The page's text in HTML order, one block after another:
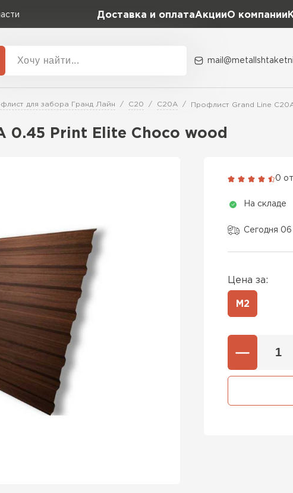
Доставка и оплатаАкцииО компании
Бренд
Гранд Лайн
для забора Гранд Лайн C20 C20A Профлист Grand Line
0.45 Print Elite Choco wood
0
На складе
Сегодня 06
Цена за:
М2